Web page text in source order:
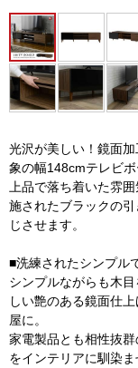
光沢が美しい！鏡面
象の幅148cmテレビボ
上品で落ち着いた雰
施されたブラックの
じさせます。
■洗練されたシンプル
シンプルながらも木
しい艶のある鏡面仕
屋に。
家電製品とも相性抜
をインテリアに馴染ま